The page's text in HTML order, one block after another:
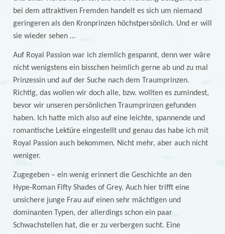
bei dem attraktiven Fremden handelt es sich um niemand
geringeren als den Kronprinzen höchstpersönlich. Und er will
sie wieder sehen …
Auf Royal Passion war ich ziemlich gespannt, denn wer wäre
nicht wenigstens ein bisschen heimlich gerne ab und zu mal
Prinzessin und auf der Suche nach dem Traumprinzen.
Richtig, das wollen wir doch alle, bzw. wollten es zumindest,
bevor wir unseren persönlichen Traumprinzen gefunden
haben. Ich hatte mich also auf eine leichte, spannende und
romantische Lektüre eingestellt und genau das habe ich mit
Royal Passion auch bekommen. Nicht mehr, aber auch nicht
weniger.
Zugegeben – ein wenig erinnert die Geschichte an den
Hype-Roman Fifty Shades of Grey. Auch hier trifft eine
unsichere junge Frau auf einen sehr mächtigen und
dominanten Typen, der allerdings schon ein paar
Schwachstellen hat, die er zu verbergen sucht. Eine